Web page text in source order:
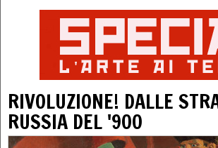
RIVOLUZIONE! DALLE
RUSSIA DEL '900